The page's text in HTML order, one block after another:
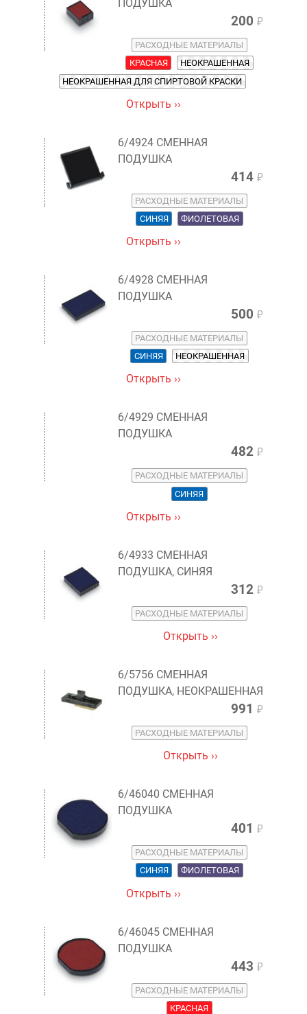
ПОДУШКА
200 ₽
РАСХОДНЫЕ МАТЕРИАЛЫ
КРАСНАЯ
НЕОКРАШЕННАЯ
НЕОКРАШЕННАЯ ДЛЯ СПИРТОВОЙ КРАСКИ
Открыть ››
6/4924 СМЕННАЯ
ПОДУШКА
414 ₽
РАСХОДНЫЕ МАТЕРИАЛЫ
СИНЯЯ
ФИОЛЕТОВАЯ
Открыть ››
6/4928 СМЕННАЯ
ПОДУШКА
500 ₽
РАСХОДНЫЕ МАТЕРИАЛЫ
СИНЯЯ
НЕОКРАШЕННАЯ
Открыть ››
6/4929 СМЕННАЯ
ПОДУШКА
482 ₽
РАСХОДНЫЕ МАТЕРИАЛЫ
СИНЯЯ
Открыть ››
6/4933 СМЕННАЯ
ПОДУШКА, СИНЯЯ
312 ₽
РАСХОДНЫЕ МАТЕРИАЛЫ
Открыть ››
6/5756 СМЕННАЯ
ПОДУШКА, НЕОКРАШЕННАЯ
991 ₽
РАСХОДНЫЕ МАТЕРИАЛЫ
Открыть ››
6/46040 СМЕННАЯ
ПОДУШКА
401 ₽
РАСХОДНЫЕ МАТЕРИАЛЫ
СИНЯЯ
ФИОЛЕТОВАЯ
Открыть ››
6/46045 СМЕННАЯ
ПОДУШКА
443 ₽
РАСХОДНЫЕ МАТЕРИАЛЫ
КРАСНАЯ